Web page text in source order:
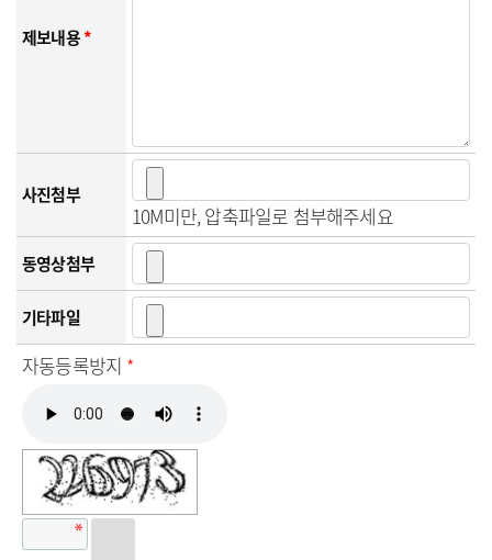
제보내용*
사진첨부
10M미만, 압축파일로 첨부해주세요
동영상첨부
기타파일
자동등록방지 *